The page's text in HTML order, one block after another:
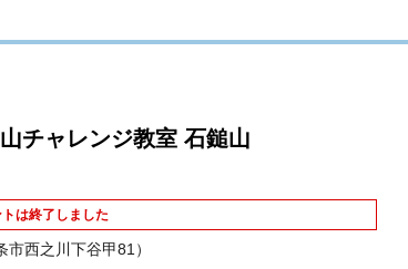
チャレンジ教室 石鎚山
は終了しました
西之川下谷甲81）